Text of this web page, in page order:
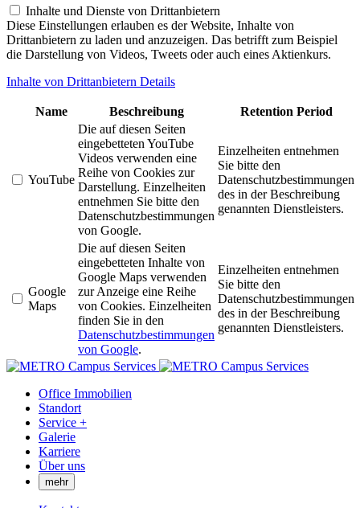
Inhalte und Dienste von Drittanbietern
Diese Einstellungen erlauben es der Website, Inhalte von
Drittanbietern zu laden und anzuzeigen. Das betrifft zum Beispiel
die Darstellung von Videos, Tweets oder auch eines Aktienkurs.
Inhalte von Drittanbietern Details
Name Beschreibung Retention Period
YouTube
Die auf diesen Seiten
eingebetteten YouTube
Videos verwenden eine
Reihe von Cookies zur
Darstellung. Einzelheiten
entnehmen Sie bitte den
Datenschutzbestimmungen
von Google.
Einzelheiten entnehmen
Sie bitte den
Datenschutzbestimmungen
des in der Beschreibung
genannten Dienstleisters.
Google
Maps
Die auf diesen Seiten
eingebetteten Inhalte von
Google Maps verwenden
zur Anzeige eine Reihe
von Cookies. Einzelheiten
finden Sie in den
Datenschutzbestimmungen
von Google.
Einzelheiten entnehmen
Sie bitte den
Datenschutzbestimmungen
des in der Beschreibung
genannten Dienstleisters.
Office Immobilien
Standort
Service +
Galerie
Karriere
Über uns
mehr